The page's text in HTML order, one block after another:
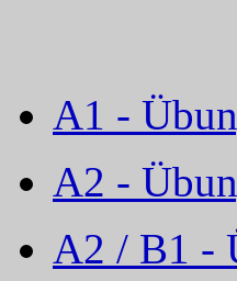
A1 -
A2 -
A2 / B1 -